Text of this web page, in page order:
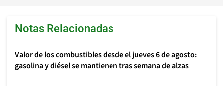
Notas Relacionadas
Valor de los combustibles desde el jueves 6 de agosto:
gasolina y diésel se mantienen tras semana de alzas